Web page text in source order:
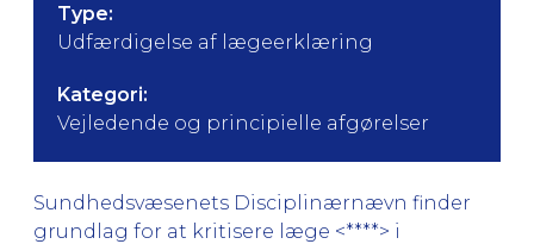
Type:
Udfærdigelse af lægeerklæring
Kategori:
Vejledende og principielle afgørelser
Sundhedsvæsenets Disciplinærnævn finder
grundlag for at kritisere læge <****> i